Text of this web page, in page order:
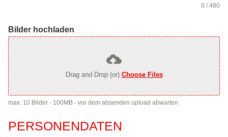
0 / 480
Bilder hochladen
Drag and Drop (or) Choose Files
max. 10 Bilder - 100MB - vor dem absenden upload abwarten
PERSONENDATEN